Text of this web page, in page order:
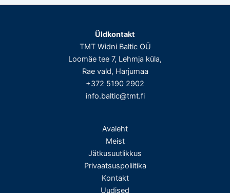
Üldkontakt
TMT Widni Baltic OÜ
Loomäe tee 7, Lehmja küla,
Rae vald, Harjumaa
+372 5190 2902
info.baltic@tmt.fi
Avaleht
Meist
Jätkusuutlikkus
Privaatsuspoliitika
Kontakt
Uudised